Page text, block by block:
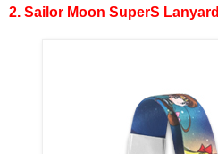
2. Sailor Moon SuperS Lanyard